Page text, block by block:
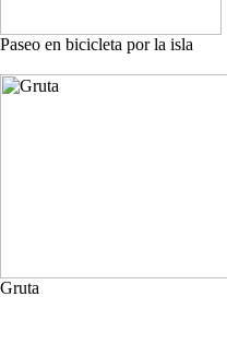
Paseo en bicicleta por la isla
Gruta